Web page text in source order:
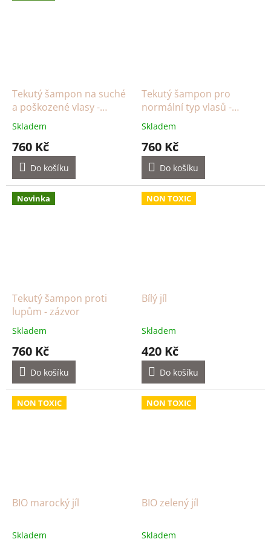
Tekutý šampon na suché
a poškozené vlasy -
bezový květ, šípek
Skladem
760 Kč
Do košíku
Tekutý šampon pro
normální typ vlasů -
mandarinka
Skladem
760 Kč
Do košíku
Novinka
Tekutý šampon proti
lupům - zázvor
Skladem
760 Kč
Do košíku
NON TOXIC
Bílý jíl
Skladem
420 Kč
Do košíku
NON TOXIC
BIO marocký jíl
Skladem
NON TOXIC
BIO zelený jíl
Skladem